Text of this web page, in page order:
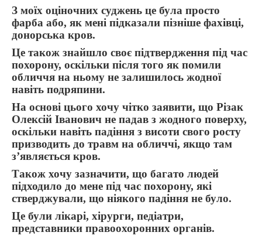
З моїх оціночних суджень це була просто
фарба або, як мені підказали пізніше фахівці,
донорська кров.
Це також знайшло своє підтвердження під час
похорону, оскільки після того як помили
обличчя на ньому не залишилось жодної
навіть подряпини.
На основі цього хочу чітко заявити, що Різак
Олексій Іванович не падав з жодного поверху,
оскільки навіть падіння з висоти свого росту
призводить до травм на обличчі, якщо там
з’являється кров.
Також хочу зазначити, що багато людей
підходило до мене під час похорону, які
стверджували, що ніякого падіння не було.
Це були лікарі, хірурги, педіатри,
представники правоохоронних органів.